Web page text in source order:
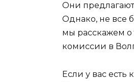
Они
Однако, не все
мы расскажем о
комиссии в
Если у вас есть